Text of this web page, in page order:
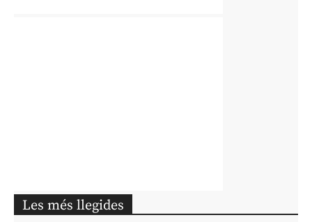
Les més llegides